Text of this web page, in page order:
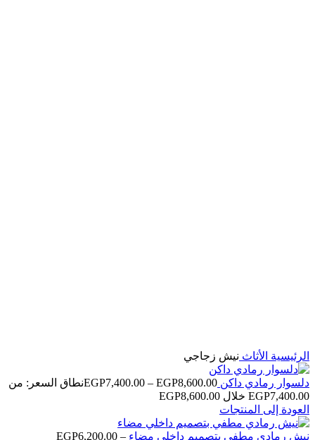
الرئيسية الأثاث نيش زجاجي
دلسوار رمادي داكن EGP7,400.00 – EGP8,600.00
نطاق السعر: من
العودة إلى المنتجات
نيش رمادي مطفي بتصميم داخلي مضاء EGP6,200.00 –